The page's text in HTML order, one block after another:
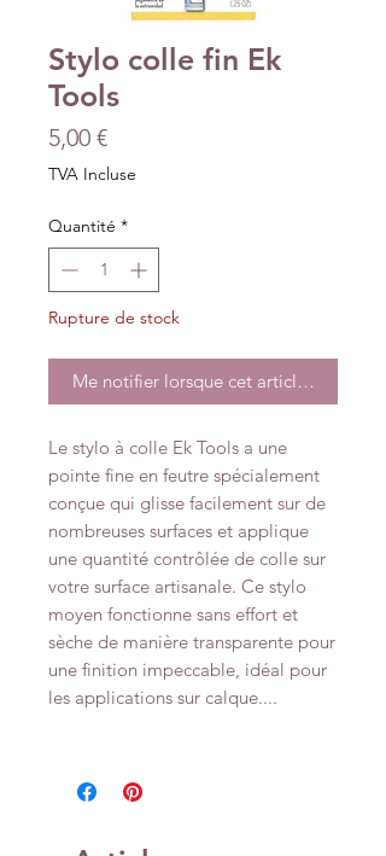
Stylo colle fin Ek
Tools
5,00 €Prix
TVA Incluse
Quantité *
Rupture de stock
Me notifier lorsque cet article est
Le stylo à colle Ek Tools a une
pointe fine en feutre spécialement
conçue qui glisse facilement sur de
nombreuses surfaces et applique
une quantité contrôlée de colle sur
votre surface artisanale. Ce stylo
moyen fonctionne sans effort et
sèche de manière transparente pour
une finition impeccable, idéal pour
les applications sur calque....